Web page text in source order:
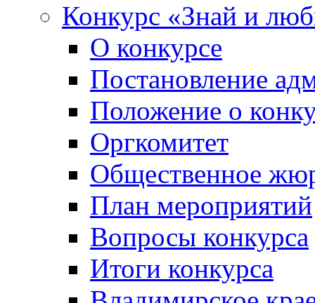
Конкурс «Знай и
О конкурсе
Постановление
Положение о
Оргкомитет
Общественное
План мероприятий
Вопросы конкурса
Итоги конкурса